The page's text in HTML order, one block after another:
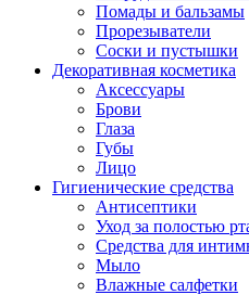
Помады и бальзамы
Прорезыватели
Соски и пустышки
Декоративная косметика
Аксессуары
Брови
Глаза
Губы
Лицо
Гигиенические средства
Антисептики
Уход за полостью
Средства для
Мыло
Влажные салфетки